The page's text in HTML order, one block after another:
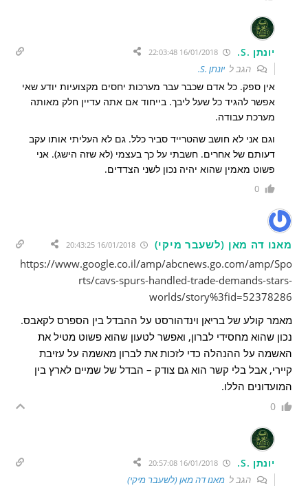
יונתן .S.
הגב ליונתן .S.
אין ספק. כל אדם שכבר עבר מערכות יחסים מקצועיות יודע שאי
אפשר להגיד כל שעל ליבך. בייחוד אם אתה עדיין חלק מאותה
מערכת עבודה.
וגם אני לא חושב שהטרייד סביר כלל. גם לא העליתי אותו עקב
דעותם של אחרים. חשבתי על כך בעצמי (לא שזה הישג). אני
פשוט מאמין שהוא יהיה נכון לשני הצדדים.
0
מאנו דה מאן (לשעבר מיקי) 16/01/2018 20:43:25
https://www.google.co.il/amp/abcnews.go.com/amp/Spo
rts/cavs-spurs-handled-trade-demands-stars-
worlds/story%3fid=52378286
מאמר קולע של בריאן וינדהורסט על ההבדל בין הספרס לקאבס.
נכון שהוא מחסידי לברון, ואפשר לטעון שהוא פשוט מטיל את
האשמה על ההנהלה כדי לזכות את לברון מאשמה על עזיבת
קיירי, אבל בלי קשר הוא גם צודק – הבדל של שמיים לארץ בין
המועדונים הללו.
0
יונתן .S.
הגב למאנו דה מאן (לשעבר מיקי)